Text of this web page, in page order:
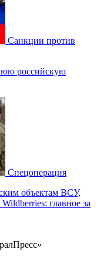
Санкции против
российскую
Спецоперация
объектам ВСУ,
главное за